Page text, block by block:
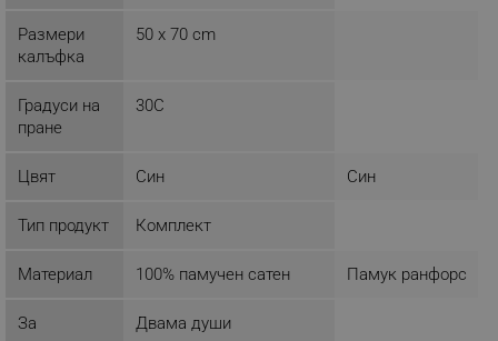
Размери
калъфка
50 x 70 cm
Градуси на
пране
30C
Цвят Син Син
Тип продукт Комплект
Материал 100% памучен сатен Памук ранфорс
За Двама души
Име
_nzm_nosubscribe_92166-7699
_sgf_user_id